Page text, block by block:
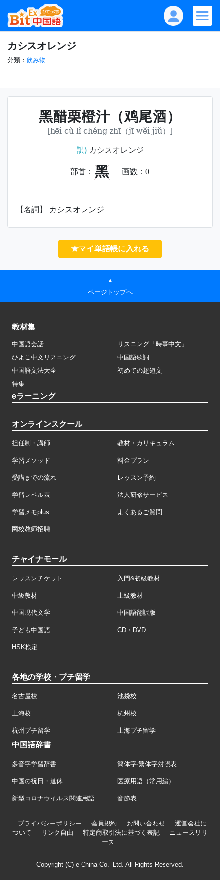
カシスオレンジ
分類： 飲み物
黑醋栗橙汁（鸡尾酒）
[hēi cù lì chéng zhī（jī wěi jiǔ）]
訳)カシスオレンジ
部首： 黑 画数： 0
【名詞】 カシスオレンジ
★マイ単語帳に入れる
▲
ページトップへ
教材集
中国語会話
リスニング「時事中文」
ひよこ中文リスニング
中国語歌詞
中国語文法大全
初めての超短文
特集
eラーニング
オンラインスクール
担任制・講師 教材・カリキュラム
学習メソッド 料金プラン
受講までの流れ レッスン予約
学習レベル表 法人研修サービス
学習メモplus よくあるご質問
网校教师招聘
チャイナモール
レッスンチケット 入門&初級教材
中級教材 上級教材
中国現代文学 中国語翻訳版
子ども中国語 CD・DVD
HSK検定
各地の学校・プチ留学
名古屋校 池袋校
上海校 杭州校
杭州プチ留学 上海プチ留学
中国語辞書
多音字学習辞書 簡体字·繁体字対照表
中国の祝日・連休 医療用語（常用編）
新型コロナウイルス関連用語 音節表
プライバシーポリシー 会員規約 お問い合わせ
運営会社に
ついて
リンク自由 特定商取引法に基づく表記
ニュースリリ
ース
Copyright (C) e-China Co., Ltd. All Rights Reserved.